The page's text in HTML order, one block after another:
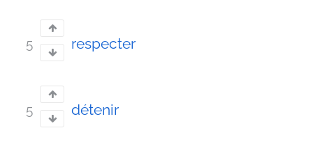
5 respecter
5 détenir